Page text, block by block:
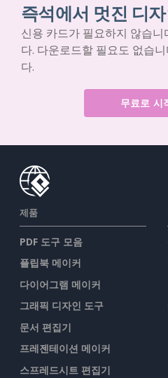
즉석에서 멋진 디
신용 카드가 필요하지 않습
다. 다운로드할 필요도 없습
다.
무료로 시
제품
PDF 도구 모음
플립북 메이커
다이어그램 메이커
그래픽 디자인 도구
문서 편집기
프레젠테이션 메이커
스프레드시트 편집기